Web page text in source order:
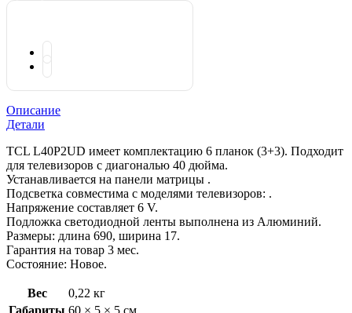
Описание
Детали
TCL L40P2UD имеет комплектацию 6 планок (3+3). Подходит
для телевизоров с диагональю 40 дюйма.
Устанавливается на панели матрицы .
Подсветка совместима с моделями телевизоров: .
Напряжение составляет 6 V.
Подложка светодиодной ленты выполнена из Алюминий.
Размеры: длина 690, ширина 17.
Гарантия на товар 3 мес.
Состояние: Новое.
Вес
0,22 кг
Габариты 60 × 5 × 5 см